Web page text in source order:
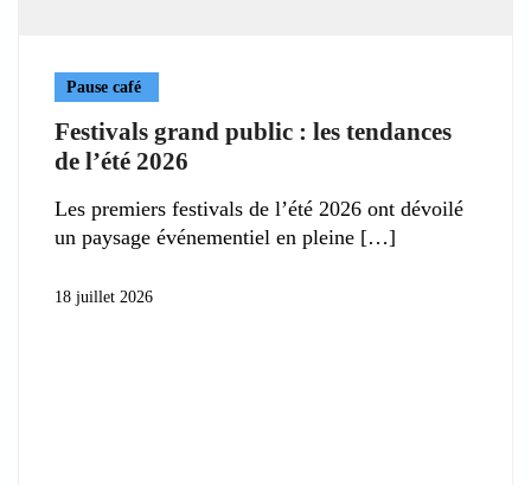
Pause café
Festivals grand public : les tendances
de l’été 2026
Les premiers festivals de l’été 2026 ont dévoilé
un paysage événementiel en pleine
18 juillet 2026